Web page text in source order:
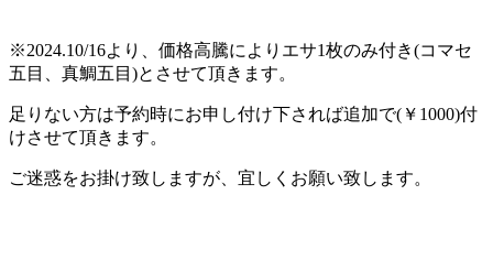
※2024.10/16より、価格高騰によりエサ1枚のみ付き(コマセ
五目、真鯛五目)とさせて頂きます。
足りない方は予約時にお申し付け下されば追加で(￥1000)付
けさせて頂きます。
ご迷惑をお掛け致しますが、宜しくお願い致します。